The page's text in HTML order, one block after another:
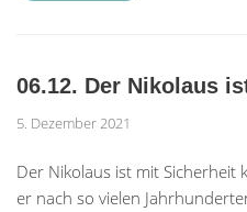
06.12. Der Nikolaus
5. Dezember 2021
Der Nikolaus ist mit Sicherheit
er nach so vielen